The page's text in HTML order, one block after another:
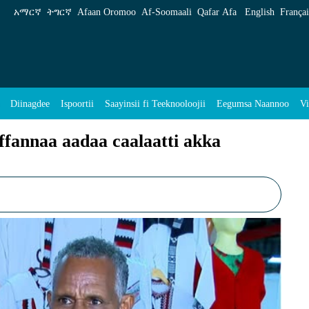
akka dammaqu godheera - ENA Afaan
አማርኛ ትግርኛ Afaan Oromoo Af‑Soomaali Qafar Afa English
Diinagdee Ispoortii Saayinsii fi Teeknooloojii Eegumsa Naannoo
aadaa caalaatti akka